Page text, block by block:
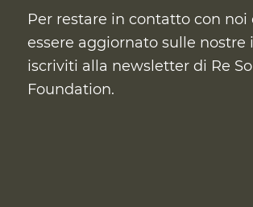
Per restare in contatto con noi
essere aggiornato sulle nostre
iscriviti alla newsletter di Re
Foundation.